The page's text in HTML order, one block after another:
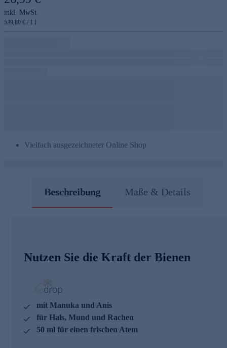
inkl. MwSt.
539,80 € / 1 l
Vielfach ausgezeichneter Online Shop
Beschreibung Maße & Details
Nutzen Sie die Kraft der Bienen
mit Manuka und Anis
für Hals, Mund und Rachen
50 ml für einen frischen Atem